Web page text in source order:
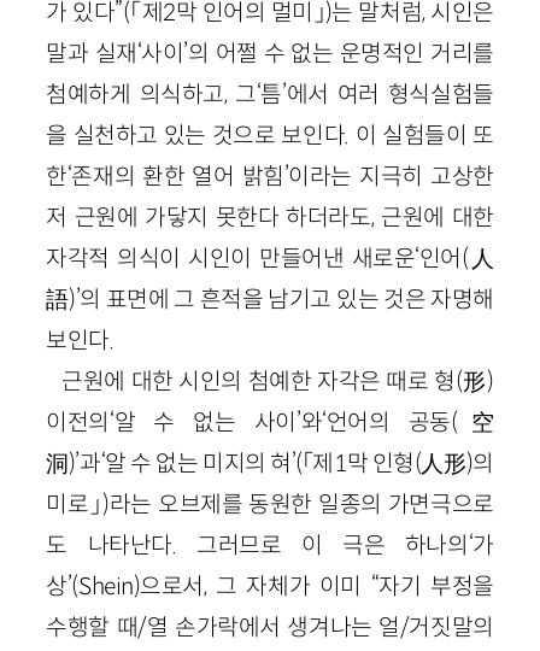
가 있다”(「제2막 인어의 멀미」)는 말처럼, 시인은
말과 실재‘사이’의 어쩔 수 없는 운명적인 거리를
첨예하게 의식하고, 그‘틈’에서 여러 형식실험들
을 실천하고 있는 것으로 보인다. 이 실험들이 또
한‘존재의 환한 열어 밝힘’이라는 지극히 고상한
저 근원에 가닿지 못한다 하더라도, 근원에 대한
자각적 의식이 시인이 만들어낸 새로운‘인어(人
語)’의 표면에 그 흔적을 남기고 있는 것은 자명해
보인다.
근원에 대한 시인의 첨예한 자각은 때로 형(形)
이전의‘알 수 없는 사이’와‘언어의 공동(空
洞)’과‘알 수 없는 미지의 혀’(「제1막 인형(人形)의
미로」)라는 오브제를 동원한 일종의 가면극으로
도 나타난다. 그러므로 이 극은 하나의‘가
상’(Shein)으로서, 그 자체가 이미 “자기 부정을
수행할 때/열 손가락에서 생겨나는 얼/거짓말의